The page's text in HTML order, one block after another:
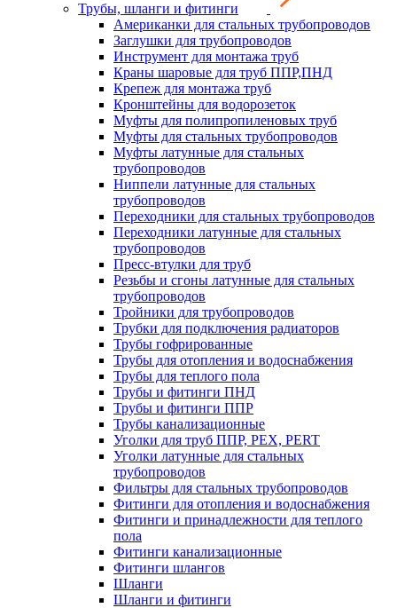
Трубы, шланги и фитинги
Американки для стальных трубопроводов
Заглушки для трубопроводов
Инструмент для монтажа труб
Краны шаровые для труб ППР,ПНД
Крепеж для монтажа труб
Кронштейны для водорозеток
Муфты для полипропиленовых труб
Муфты для стальных трубопроводов
Муфты латунные для стальных
трубопроводов
Ниппели латунные для стальных
трубопроводов
Переходники для стальных трубопроводов
Переходники латунные для стальных
трубопроводов
Пресс-втулки для труб
Резьбы и сгоны латунные для стальных
трубопроводов
Тройники для трубопроводов
Трубки для подключения радиаторов
Трубы гофрированные
Трубы для отопления и водоснабжения
Трубы для теплого пола
Трубы и фитинги ПНД
Трубы и фитинги ППР
Трубы канализационные
Уголки для труб ППР, PEX, PERT
Уголки латунные для стальных
трубопроводов
Фильтры для стальных трубопроводов
Фитинги для отопления и водоснабжения
Фитинги и принадлежности для теплого
пола
Фитинги канализационные
Фитинги шлангов
Шланги
Шланги и фитинги